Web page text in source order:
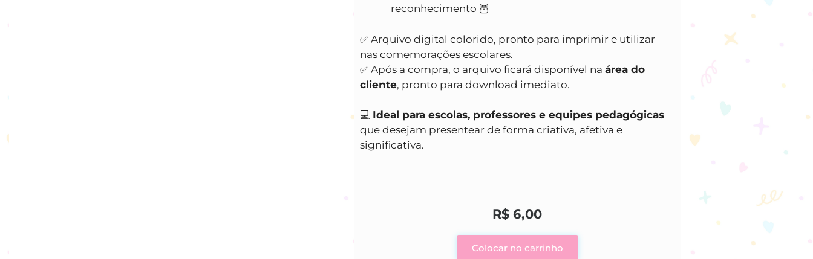
reconhecimento 🦉
✅ Arquivo digital colorido, pronto para imprimir e utilizar
nas comemorações escolares.
✅ Após a compra, o arquivo ficará disponível na área do
cliente, pronto para download imediato.
💻 Ideal para escolas, professores e equipes pedagógicas
que desejam presentear de forma criativa, afetiva e
significativa.
R$ 6,00
Colocar no carrinho